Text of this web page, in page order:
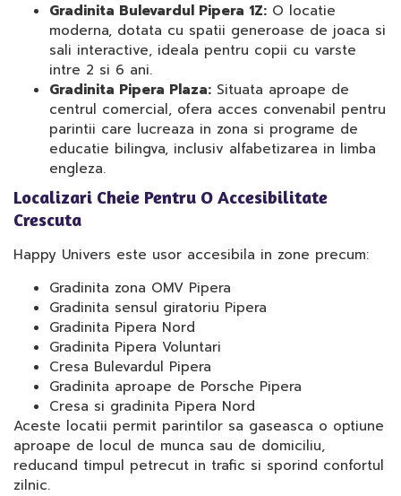
Gradinita Bulevardul Pipera 1Z: O locatie
moderna, dotata cu spatii generoase de joaca si
sali interactive, ideala pentru copii cu varste
intre 2 si 6 ani.
Gradinita Pipera Plaza: Situata aproape de
centrul comercial, ofera acces convenabil pentru
parintii care lucreaza in zona si programe de
educatie bilingva, inclusiv alfabetizarea in limba
engleza.
Localizari Cheie Pentru O Accesibilitate
Crescuta
Happy Univers este usor accesibila in zone precum:
Gradinita zona OMV Pipera
Gradinita sensul giratoriu Pipera
Gradinita Pipera Nord
Gradinita Pipera Voluntari
Cresa Bulevardul Pipera
Gradinita aproape de Porsche Pipera
Cresa si gradinita Pipera Nord
Aceste locatii permit parintilor sa gaseasca o optiune
aproape de locul de munca sau de domiciliu,
reducand timpul petrecut in trafic si sporind confortul
zilnic.